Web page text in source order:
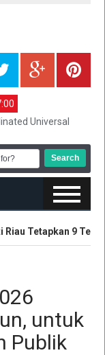
Universal
Tetapkan 9
untuk
Publik